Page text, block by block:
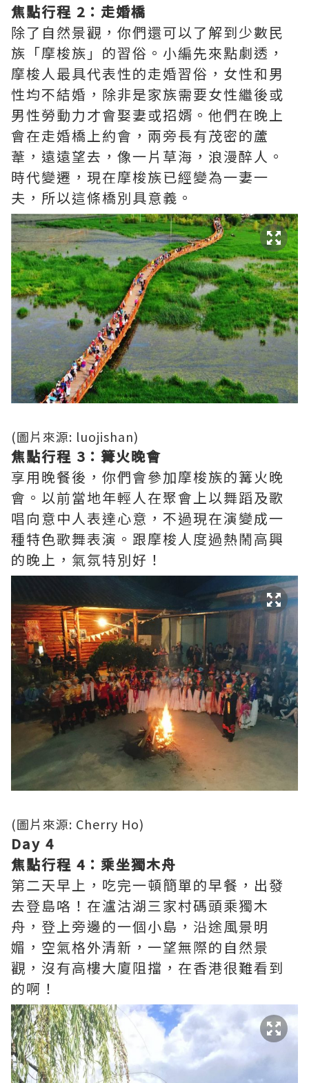
焦點行程 2：走婚橋
除了自然景觀，你們還可以了解到少數民
族「摩梭族」的習俗。小編先來點劇透，
摩梭人最具代表性的走婚習俗，女性和男
性均不結婚，除非是家族需要女性繼後或
男性勞動力才會娶妻或招婿。他們在晚上
會在走婚橋上約會，兩旁長有茂密的蘆
葦，遠遠望去，像一片草海，浪漫醉人。
時代變遷，現在摩梭族已經變為一妻一
夫，所以這條橋別具意義。
(圖片來源: luojishan)
焦點行程 3：篝火晚會
享用晚餐後，你們會參加摩梭族的篝火晚
會。以前當地年輕人在聚會上以舞蹈及歌
唱向意中人表達心意，不過現在演變成一
種特色歌舞表演。跟摩梭人度過熱鬧高興
的晚上，氣氛特別好！
(圖片來源: Cherry Ho)
Day 4
焦點行程 4：乘坐獨木舟
第二天早上，吃完一頓簡單的早餐，出發
去登島咯！在瀘沽湖三家村碼頭乘獨木
舟，登上旁邊的一個小島，沿途風景明
媚，空氣格外清新，一望無際的自然景
觀，沒有高樓大廈阻擋，在香港很難看到
的啊！